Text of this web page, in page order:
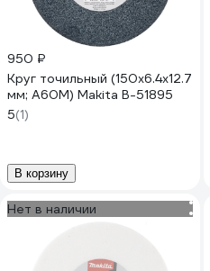
950 ₽
Круг точильный (150x6.4x12.7
мм; A60M) Makita B-51895
5(1)
В корзину
Нет в наличии